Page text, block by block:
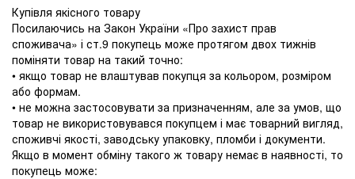
Купівля якісного товару
Посилаючись на Закон України «Про захист прав
споживача» і ст.9 покупець може протягом двох тижнів
поміняти товар на такий точно:
• якщо товар не влаштував покупця за кольором, розміром
або формам.
• не можна застосовувати за призначенням, але за умов, що
товар не використовувався покупцем і має товарний вигляд,
споживчі якості, заводську упаковку, пломби і документи.
Якщо в момент обміну такого ж товару немає в наявності, то
покупець може: